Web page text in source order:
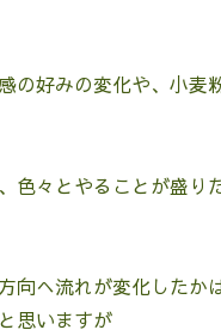
の好みの変化や、小麦
色々とやることが盛り
向へ流れが変化したか
思いますが